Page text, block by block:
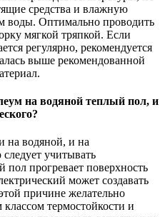
средства и влажную
воды. Оптимально проводить
мягкой тряпкой. Если
регулярно, рекомендуется
выше рекомендованной
на водяной теплый пол, и
на водяной, и на
учитывать
прогревает поверхность
может создавать
причине желательно
термостойкости и